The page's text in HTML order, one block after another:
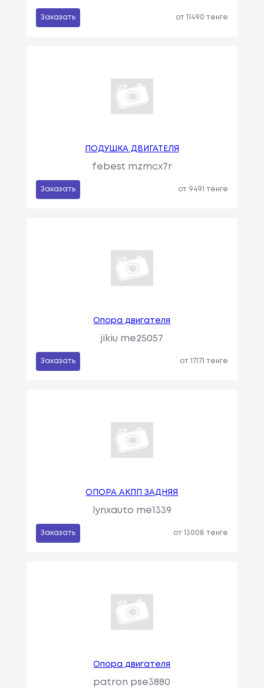
Заказать от 11490 тенге
ПОДУШКА ДВИГАТЕЛЯ
febest mzmcx7r
Заказать от 9491 тенге
Опора двигателя
jikiu me25057
Заказать от 17171 тенге
ОПОРА AКПП ЗАДНЯЯ
lynxauto me1339
Заказать от 13008 тенге
Опора двигателя
patron pse3880